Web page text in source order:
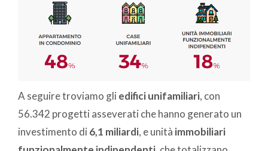
A seguire troviamo gli edifici unifamiliari, con
56.342 progetti asseverati che hanno generato un
investimento di 6,1 miliardi, e unità immobiliari